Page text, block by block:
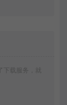
载服务，就